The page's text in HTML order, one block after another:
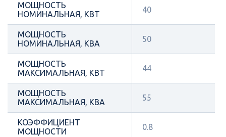
МОЩНОСТЬ
НОМИНАЛЬНАЯ, КВТ
40
МОЩНОСТЬ
НОМИНАЛЬНАЯ, КВА
50
МОЩНОСТЬ
МАКСИМАЛЬНАЯ, КВТ
44
МОЩНОСТЬ
МАКСИМАЛЬНАЯ, КВА
55
КОЭФФИЦИЕНТ
МОЩНОСТИ
0.8